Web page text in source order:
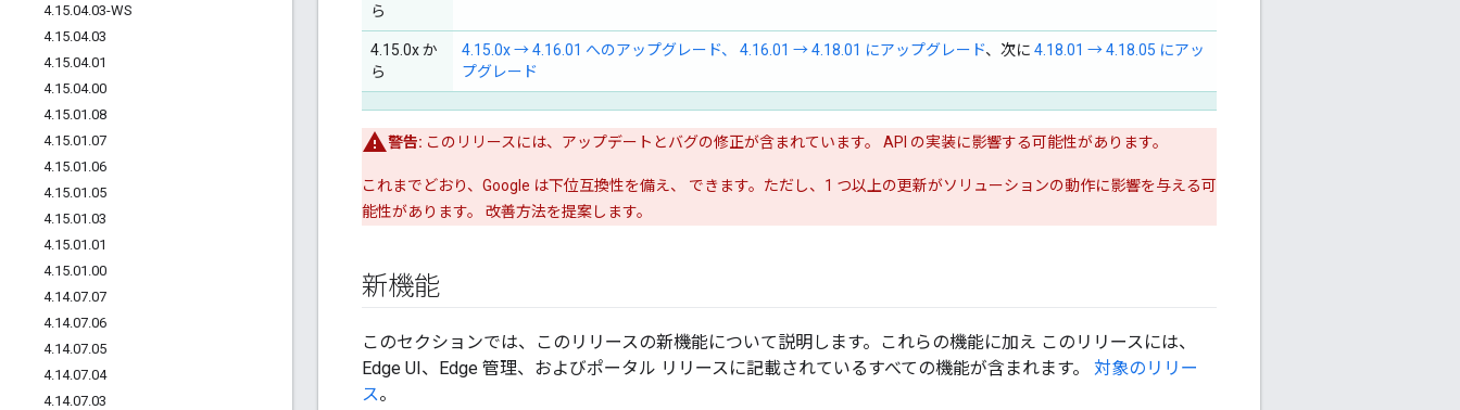
4.15.04.03-WS
4.15.04.03
4.15.04.01
4.15.04.00
4.15.01 .08
4.15.01 .07
4.15.01 .06
4.15.01 .05
4.15.01 .03
4.15.01 .01
4.15.01 .00
4.14.07.07
4.14.07.06
4.14.07.05
4.14.07.04
4.14.07.03
ら
4.15.0x か
ら
4.15.0x → 4.16.01 へのアップグレード、 4.16.01 → 4.18.01 にアップグレード、次に 4.18.01 → 4.18.05 にアッ
プグレード
警告: このリリースには、アップデートとバグの修正が含まれています。 API の実装に影響する可能性があります。
これまでどおり、Google は下位互換性を備え、 できます。ただし、1 つ以上の更新がソリューションの動作に影響を与える可
能性があります。 改善方法を提案します。
新機能
このセクションでは、このリリースの新機能について説明します。これらの機能に加え このリリースには、
Edge UI、Edge 管理、およびポータル リリースに記載されているすべての機能が含まれます。 対象のリリー
ス。